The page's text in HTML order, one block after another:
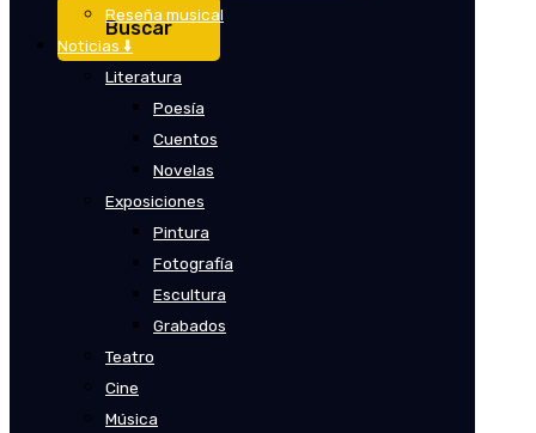
Reseña musical
Noticias ⬇️
Literatura
Poesía
Cuentos
Novelas
Exposiciones
Pintura
Fotografía
Escultura
Grabados
Teatro
Cine
Música